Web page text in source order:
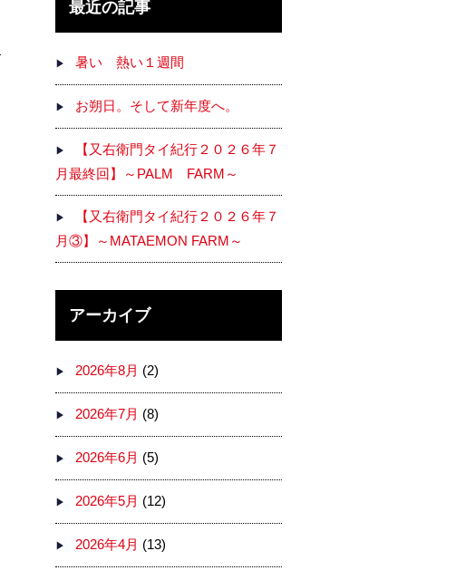
最近の記事
暑い 熱い１週間
お朔日。そして新年度へ。
【又右衛門タイ紀行２０２６年７
月最終回】～PALM FARM～
【又右衛門タイ紀行２０２６年７
月③】～MATAEMON FARM～
アーカイブ
2026年8月 (2)
2026年7月 (8)
2026年6月 (5)
2026年5月 (12)
2026年4月 (13)